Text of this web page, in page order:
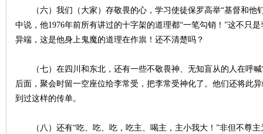
（六）我们（大家）存敬畏的心，学习使徒保罗高举“基督和他
中说，他1976年前所有讲过的十字架的道理都“一笔勾销！”这不只
异端，这是他身上鬼魔的道理在作祟！还不清楚吗？
（七）在四川 和东北，还有一些不敬畏神、无知盲从的人在呼
后面，聚会时留一空座位给李常受，把李常受神化了。他们还将此
到过这样的传单。
（八）还有“吃、吃、吃，吃主、喝主，主小我大！”非但不尊主